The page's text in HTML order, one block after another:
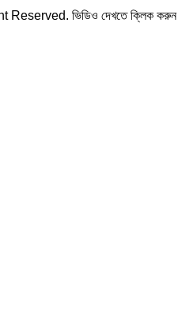
ভিডিও দেখতে ক্লিক করুন